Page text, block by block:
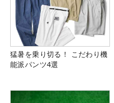
猛暑を乗り切る！ こだわり機
能派パンツ4選